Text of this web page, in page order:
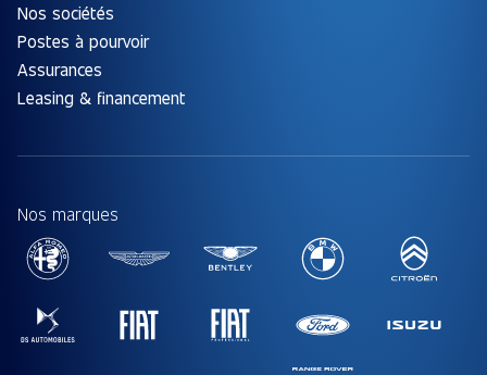
Nos sociétés
Postes à pourvoir
Assurances
Leasing & financement
Nos marques